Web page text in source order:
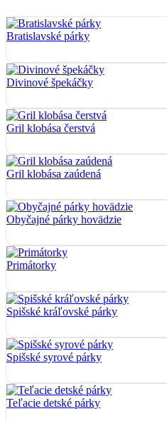
Bratislavské párky
Divinové špekáčky
Gril klobása čerstvá
Gril klobása zaúdená
Obyčajné párky hovädzie
Primátorky
Spišské kráľovské párky
Spišské syrové párky
Teľacie detské párky